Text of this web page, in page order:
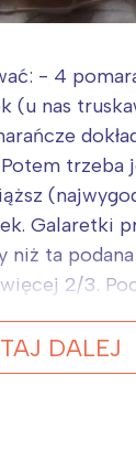
- 4
(u nas
trzeba
Galaretki
niż ta podana
2/3.
DALEJ